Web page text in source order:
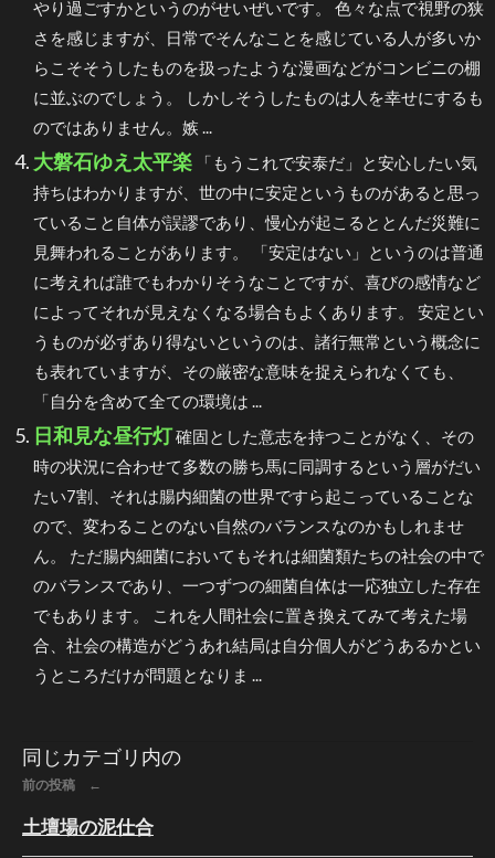
やり過ごすかというのがせいぜいです。 色々な点で視野の狭
さを感じますが、日常でそんなことを感じている人が多いか
らこそそうしたものを扱ったような漫画などがコンビニの棚
に並ぶのでしょう。 しかしそうしたものは人を幸せにするも
のではありません。嫉 ...
大磐石ゆえ太平楽
「もうこれで安泰だ」と安心したい気
持ちはわかりますが、世の中に安定というものがあると思っ
ていること自体が誤謬であり、慢心が起こるととんだ災難に
見舞われることがあります。 「安定はない」というのは普通
に考えれば誰でもわかりそうなことですが、喜びの感情など
によってそれが見えなくなる場合もよくあります。 安定とい
うものが必ずあり得ないというのは、諸行無常という概念に
も表れていますが、その厳密な意味を捉えられなくても、
「自分を含めて全ての環境は ...
日和見な昼行灯確固とした意志を持つことがなく、その
時の状況に合わせて多数の勝ち馬に同調するという層がだい
たい7割、それは腸内細菌の世界ですら起こっていることな
ので、変わることのない自然のバランスなのかもしれませ
ん。 ただ腸内細菌においてもそれは細菌類たちの社会の中で
のバランスであり、一つずつの細菌自体は一応独立した存在
でもあります。 これを人間社会に置き換えてみて考えた場
合、社会の構造がどうあれ結局は自分個人がどうあるかとい
うところだけが問題となりま ...
同じカテゴリ内の
前の投稿 ←
土壇場の泥仕合